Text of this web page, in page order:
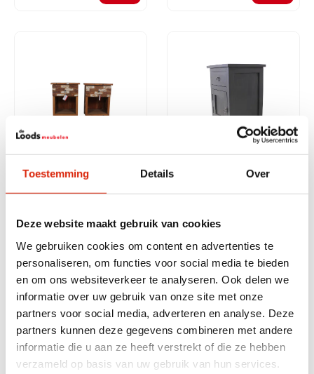
Toestemming Details Over
Deze website maakt gebruik van cookies
We gebruiken cookies om content en advertenties te
personaliseren, om functies voor social media te bieden
en om ons websiteverkeer te analyseren. Ook delen we
informatie over uw gebruik van onze site met onze
partners voor social media, adverteren en analyse. Deze
partners kunnen deze gegevens combineren met andere
informatie die u aan ze heeft verstrekt of die ze hebben
verzameld op basis van uw gebruik van hun services.
2 Retro botenhouten
Nog 1 op voorraad Nog 4 op voorraad